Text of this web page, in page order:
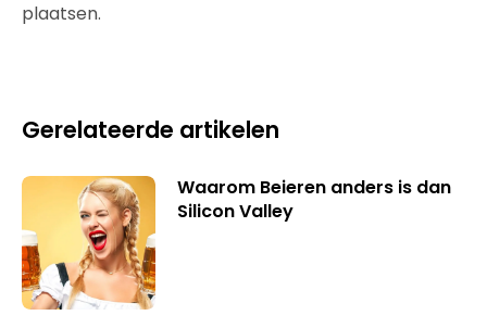
plaatsen.
Gerelateerde artikelen
Waarom Beieren anders is dan
Silicon Valley